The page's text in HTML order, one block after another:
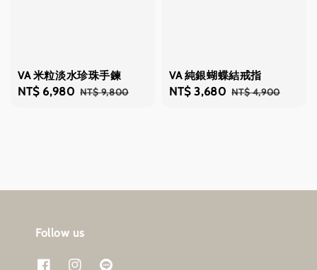
VA 米粒淡水珍珠手鍊
Sale
NT$ 6,980 Regular
NT$ 9,800
VA 純銀蝴蝶結戒指
Sale
NT$ 3,680 Regular
NT$ 4,900
Follow us